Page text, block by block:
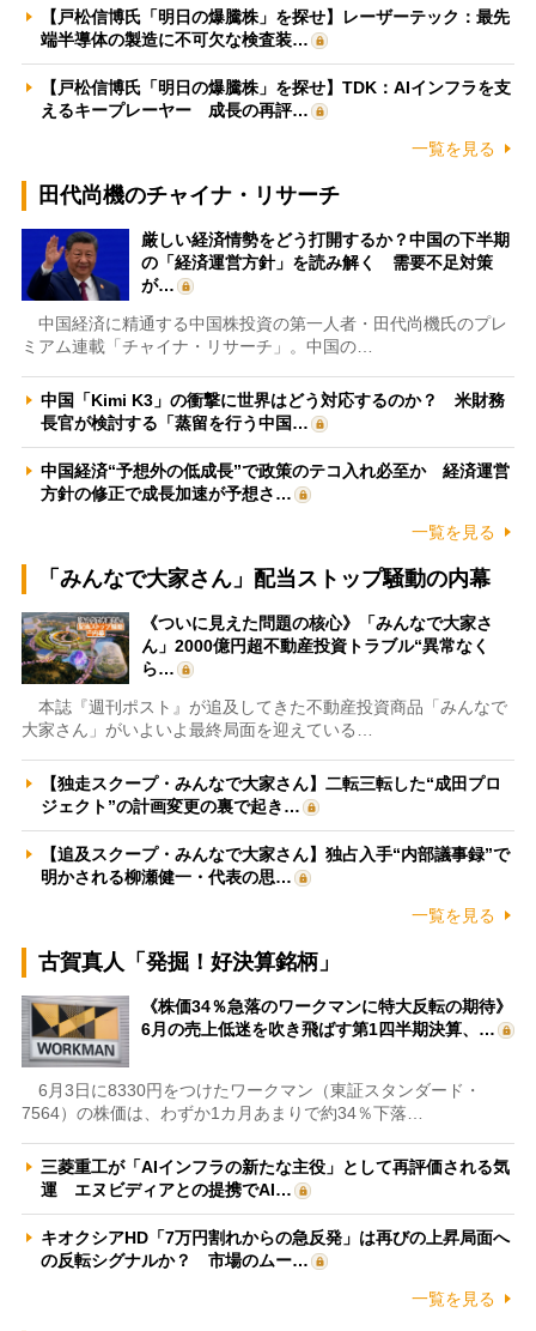
【戸松信博氏「明日の爆騰株」を探せ】レーザーテック：最先
端半導体の製造に不可欠な検査装…
【戸松信博氏「明日の爆騰株」を探せ】TDK：AIインフラを支
えるキープレーヤー 成長の再評…
一覧を見る
田代尚機のチャイナ・リサーチ
厳しい経済情勢をどう打開するか？中国の下半期
の「経済運営方針」を読み解く 需要不足対策
が…
中国経済に精通する中国株投資の第一人者・田代尚機氏のプレ
ミアム連載「チャイナ・リサーチ」。中国の…
中国「Kimi K3」の衝撃に世界はどう対応するのか？ 米財務
長官が検討する「蒸留を行う中国…
中国経済“予想外の低成長”で政策のテコ入れ必至か 経済運営
方針の修正で成長加速が予想さ…
一覧を見る
「みんなで大家さん」配当ストップ騒動の内幕
《ついに見えた問題の核心》「みんなで大家さ
ん」2000億円超不動産投資トラブル“異常なく
ら…
本誌『週刊ポスト』が追及してきた不動産投資商品「みんなで
大家さん」がいよいよ最終局面を迎えている…
【独走スクープ・みんなで大家さん】二転三転した“成田プロ
ジェクト”の計画変更の裏で起き…
【追及スクープ・みんなで大家さん】独占入手“内部議事録”で
明かされる柳瀬健一・代表の思…
一覧を見る
古賀真人「発掘！好決算銘柄」
《株価34％急落のワークマンに特大反転の期待》
6月の売上低迷を吹き飛ばす第1四半期決算、…
6月3日に8330円をつけたワークマン（東証スタンダード・
7564）の株価は、わずか1カ月あまりで約34％下落…
三菱重工が「AIインフラの新たな主役」として再評価される気
運 エヌビディアとの提携でAI…
キオクシアHD「7万円割れからの急反発」は再びの上昇局面へ
の反転シグナルか？ 市場のムー…
一覧を見る